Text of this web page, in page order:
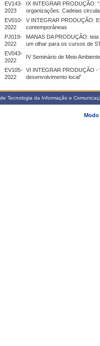
EV143-
2023
IX INTEGRAR PRODUÇÃO:
organizações: Cadeias
EV010-
2022
V INTEGRAR PRODUÇÃO:
contemporâneas
PJ019-
2022
MANAS DA PRODUÇÃO:
um olhar para os cursos de
EV043-
2022
IV Seminário de Meio
EV105-
2022
VI INTEGRAR PRODUÇÃO -
desenvolvimento local”
Tecnologia da Informação e
Modo